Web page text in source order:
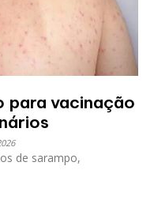
para vacinação
de sarampo,